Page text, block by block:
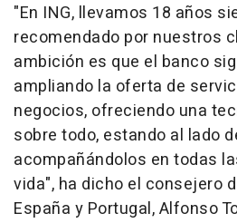
"En ING, llevamos 18 años
recomendado por nuestros
ambición es que el banco
ampliando la oferta de
negocios, ofreciendo una
sobre todo, estando al lado
acompañándolos en todas
vida", ha dicho el consejero
España y Portugal, Alfonso